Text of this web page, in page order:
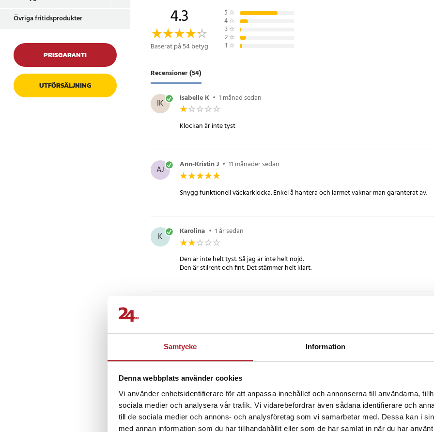
Samtycke Information
Denna webbplats använder cookies
Vi använder enhetsidentifierare för att anpassa innehållet och annonserna till användarna,
sociala medier och analysera vår trafik. Vi vidarebefordrar även sådana identifierare och
till de sociala medier och annons- och analysföretag som vi samarbetar med. Dessa kan i
med annan information som du har tillhandahållit eller som de har samlat in när du har
Övriga fritidsprodukter
PRISGARANTI
UTFÖRSÄLJNING
samtidigt som den är enkel att använda och ställa in.
Specifikation
- Färg: Vit
- Mått: 10,5 x 11 x 5,5 cm
- Mekanism: Tyst
Artikelnummer: 85004
4.3
Baserat på 54 betyg
5 ☆
4 ☆
3 ☆
2 ☆
1 ☆
Recensioner (54)
IK Isabelle K • 1 månad sedan
Klockan är inte tyst
AJ Ann-Kristin J • 11 månader sedan
Snygg funktionell väckarklocka. Enkel å hantera och larmet vaknar man garanterat av.
K Karolina • 1 år sedan
Den är inte helt tyst. Så jag är inte helt nöjd.
Den är stilrent och fint. Det stämmer helt klart.
Super nöjd kund 👍👍
MM Marinko M 2 år sedan
Ser fint ut, ringer tillräcklig hög. Klockan är lite store än jag förväntade mig